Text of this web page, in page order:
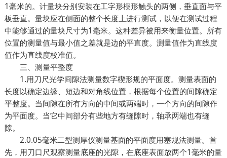
1毫米的。计量块分别安装在工字形楔形触头的两侧，垂直面与平
板垂直。量块应在侧面的整个长度上进行测试，以便在测试过程
中能够通过的量块尺寸为1毫米。这种差异被用来衡量位置。所有
位置的测量值与最小值之差就是边的平直度。测量值作为直线度
值作为直线度校准值。
三、测量平整度
1.用刀尺光学间隙法测量数字楔形规的平面度。测量表面的
长度以确定边缘、短边和对角线位置，根据每个位置的间隙确定
平整度。当间隙在所有方向的中间或两端时，一个方向的间隙作
为平面度。当它中间部分有些地方有缝隙时，轴承两端也有缝
隙。
2.0.05毫米二型测厚仪测量基面的平面度用塞规法测量。首
先，用刀口尺观察测量底座的光隙，在底座表面放两个1毫米的量